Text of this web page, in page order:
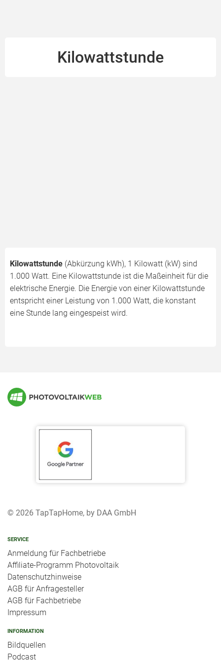
Kilowattstunde
Kilowattstunde (Abkürzung kWh), 1 Kilowatt (kW) sind
1.000 Watt. Eine Kilowattstunde ist die Maßeinheit für die
elektrische Energie. Die Energie von einer Kilowattstunde
entspricht einer Leistung von 1.000 Watt, die konstant
eine Stunde lang eingespeist wird.
© 2026 TapTapHome, by DAA GmbH
SERVICE
Anmeldung für Fachbetriebe
Affiliate-Programm Photovoltaik
Datenschutzhinweise
AGB für Anfragesteller
AGB für Fachbetriebe
Impressum
INFORMATION
Bildquellen
Podcast